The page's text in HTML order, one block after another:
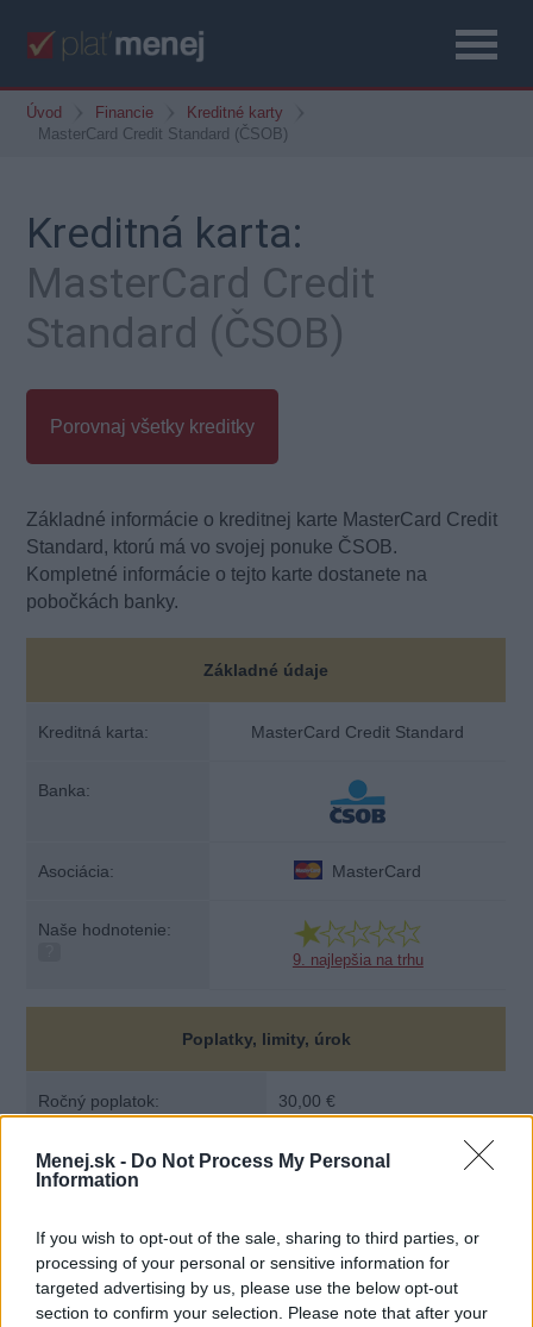
Menej.sk - Do Not Process My Personal
Information
If you wish to opt-out of the sale, sharing to third parties, or
processing of your personal or sensitive information for
targeted advertising by us, please use the below opt-out
section to confirm your selection. Please note that after your
Úvod Financie
Kreditné karty
MasterCard Credit Standard (ČSOB)
Kreditná karta:
MasterCard Credit
Standard (ČSOB)
Porovnaj všetky kreditky
Základné informácie o kreditnej karte MasterCard Credit
Standard, ktorú má vo svojej ponuke ČSOB.
Kompletné informácie o tejto karte dostanete na
pobočkách banky.
Základné údaje
Kreditná karta: MasterCard Credit Standard
Banka:
Asociácia: MasterCard
Naše hodnotenie:
9. najlepšia na trhu
Poplatky, limity, úrok
Ročný poplatok: 30,00 €
Mesačný limit: 450 - 7400 €
Úroková sadzba: